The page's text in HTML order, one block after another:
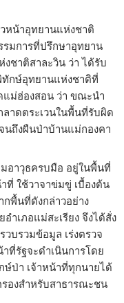
หน้าอุทยานแห่งชาติ
มการที่ปรึกษาอุทยาน
ชาติสาละวิน ว่า ได้รับ
ทักษ์อุทยานแห่งชาติที่
แม่ฮ่องสอน ว่า ขณะนำ
าดตระเวนในพื้นที่รับผิด
นถึงผืนป่าบ้านแม่กองคา
อาวุธครบมือ อยู่ในพื้นที่
ที่ ใช้วาจาข่มขู่ เบื้องต้น
พื้นที่ดังกล่าวอย่าง
ำเภอแม่สะเรียง จึงได้สั่ง
บรวมข้อมูล เร่งตรวจ
ที่รัฐจะดำเนินการโดย
ป่า เจ้าหน้าที่ทุกนายได้
องสำหรับสาธารณะชน